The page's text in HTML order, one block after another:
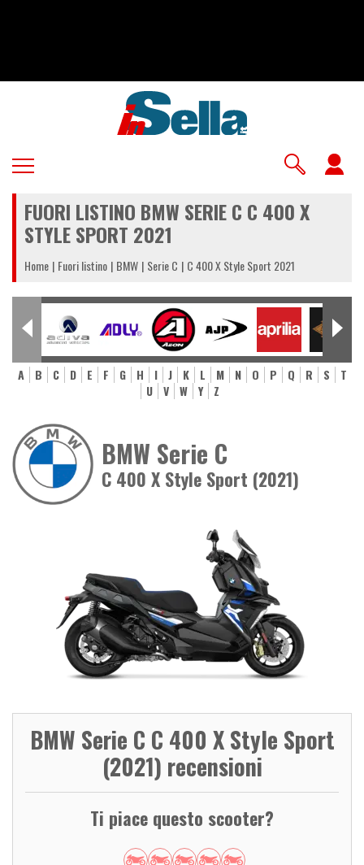
FUORI LISTINO BMW SERIE C C 400 X
STYLE SPORT 2021
Home Fuori listino BMW Serie C C 400 X Style Sport 2021
A B C D E F G H I J K L M N O P Q R S
T
U
V W Y Z
BMW Serie C
C 400 X Style Sport (2021)
BMW Serie C C 400 X Style Sport
(2021) recensioni
Ti piace questo scooter?